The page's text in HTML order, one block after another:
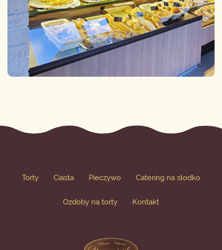
Torty Ciasta Pieczywo Catering na słodko
Ozdoby na torty Kontakt